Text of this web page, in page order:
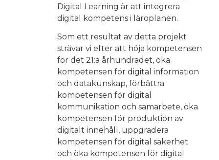
Digital Learning är att integrera
digital kompetens i läroplanen.
Som ett resultat av detta projekt
strävar vi efter att höja kompetensen
för det 21:a århundradet, öka
kompetensen för digital information
och datakunskap, förbättra
kompetensen för digital
kommunikation och samarbete, öka
kompetensen för produktion av
digitalt innehåll, uppgradera
kompetensen för digital säkerhet
och öka kompetensen för digital